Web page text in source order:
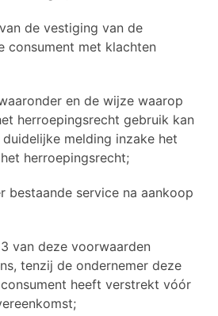
de vestiging van de
consument met klachten
en de wijze waarop
herroepingsrecht gebruik kan
melding inzake het
herroepingsrecht;
bestaande service na aankoop
van deze voorwaarden
tenzij de ondernemer deze
heeft verstrekt vóór